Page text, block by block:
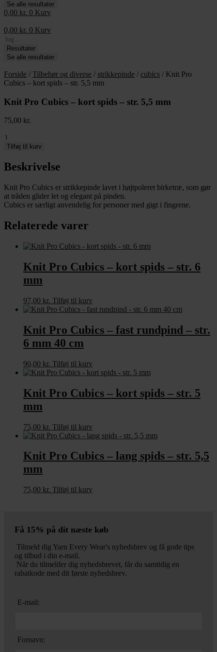
Se alle resultater
0,00 kr. 0 Kurv
0,00 kr. 0 Kurv
Search
...Resultater
Se alle resultater
Forside / Tilbehør og diverse / strikkepinde / cubics / Knit Pro
Cubics – kort spids – str. 5,5 mm
Knit Pro Cubics – kort spids – str. 5,5 mm
75,00 kr.
Knit
Pro
-
kort
-
str.
5,5
antal
Tilføj til kurv
Beskrivelse
Knit Pro Cubics er strikkepinde lavet i højtpoleret birketræ, som gør
at tråden glider let og elegant på pinden.
Cubics er særligt anvendelig for personer med gigt i fingrene.
Relaterede varer
Knit Pro Cubics – kort spids – str. 6
mm
97,00 kr. Tilføj til kurv
Knit Pro Cubics – fast rundpind – str.
6 mm 40 cm
90,00 kr. Tilføj til kurv
Knit Pro Cubics – kort spids – str. 5
mm
75,00 kr. Tilføj til kurv
Knit Pro Cubics – lang spids – str. 5,5
mm
75,00 kr. Tilføj til kurv
Få 15% på dit næste køb
Tilmeld dig Yarn Every Wear's nyhedsbrev og få gode tips
og tilbud i din e-mail.
Når du tilmelder dig nyhedsbrevet, får du samtidig en
rabatkode med dit første nyhedsbrev.
E-mail:
Fornavn: